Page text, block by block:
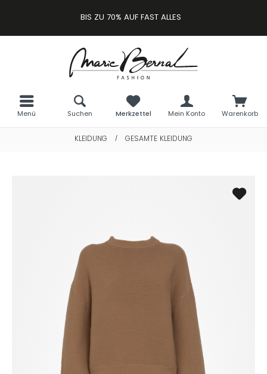
BIS ZU 70% AUF FAST ALLES
Menü Warenkorb
Merkzettel Mein Konto
Suchen
KLEIDUNG / GESAMTE KLEIDUNG